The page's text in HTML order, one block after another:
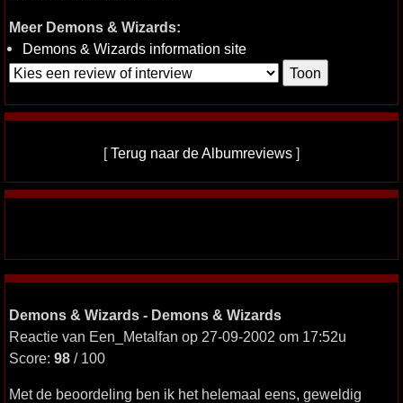
Meer Demons & Wizards:
Demons & Wizards information site
[Terug naar de Albumreviews ]
Demons & Wizards - Demons & Wizards
Reactie van Een_Metalfan op 27-09-2002 om 17:52u
Score: 98 / 100
Met de beoordeling ben ik het helemaal eens, geweldig